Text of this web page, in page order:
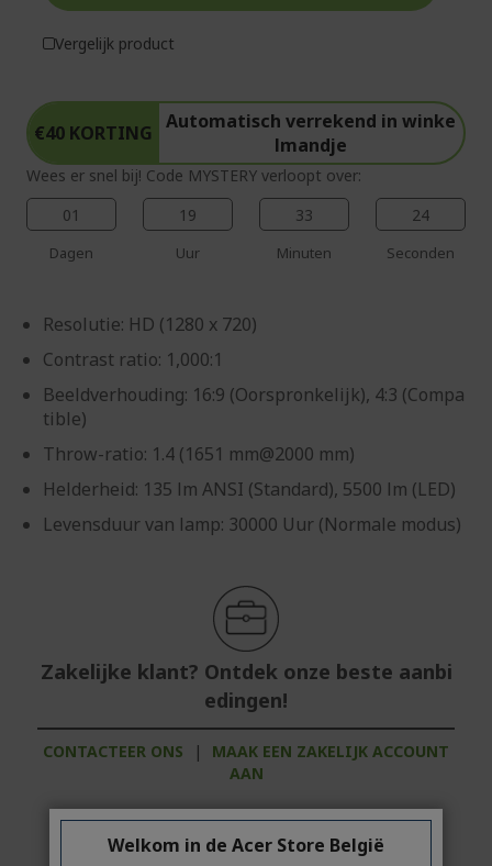
€40 KORTING
Automatisch verrekend in winke
lmandje
Wees er snel bij! Code MYSTERY verloopt over:
01
Dagen
19
Uur
33
Minuten
24
Seconden
Resolutie: HD (1280 x 720)
Contrast ratio: 1,000:1
Beeldverhouding: 16:9 (Oorspronkelijk), 4:3 (Compa
tible)
Throw-ratio: 1.4 (1651 mm@2000 mm)
Helderheid: 135 lm ANSI (Standard), 5500 lm (LED)
Levensduur van lamp: 30000 Uur (Normale modus)
Zakelijke klant? Ontdek onze beste aanbi
edingen!
CONTACTEER ONS |
MAAK EEN ZAKELIJK ACCOUNT
AAN
Vergelijk product
Welkom in de Acer Store België